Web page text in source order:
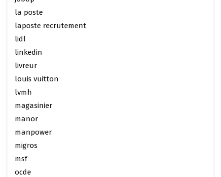
la poste
laposte recrutement
lidl
linkedin
livreur
louis vuitton
lvmh
magasinier
manor
manpower
migros
msf
ocde